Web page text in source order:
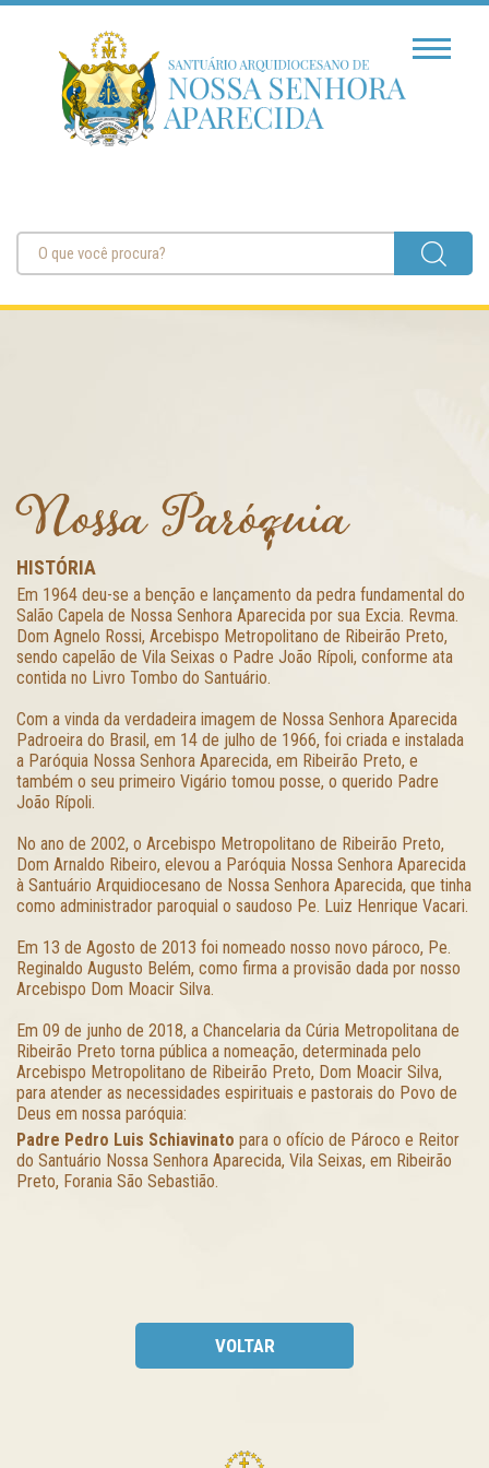
Nossa Paróquia
HISTÓRIA
Em 1964 deu-se a benção e lançamento da pedra fundamental do
Salão Capela de Nossa Senhora Aparecida por sua Excia. Revma.
Dom Agnelo Rossi, Arcebispo Metropolitano de Ribeirão Preto,
sendo capelão de Vila Seixas o Padre João Rípoli, conforme ata
contida no Livro Tombo do Santuário.
Com a vinda da verdadeira imagem de Nossa Senhora Aparecida
Padroeira do Brasil, em 14 de julho de 1966, foi criada e instalada
a Paróquia Nossa Senhora Aparecida, em Ribeirão Preto, e
também o seu primeiro Vigário tomou posse, o querido Padre
João Rípoli.
No ano de 2002, o Arcebispo Metropolitano de Ribeirão Preto,
Dom Arnaldo Ribeiro, elevou a Paróquia Nossa Senhora Aparecida
à Santuário Arquidiocesano de Nossa Senhora Aparecida, que tinha
como administrador paroquial o saudoso Pe. Luiz Henrique Vacari.
Em 13 de Agosto de 2013 foi nomeado nosso novo pároco, Pe.
Reginaldo Augusto Belém, como firma a provisão dada por nosso
Arcebispo Dom Moacir Silva.
Em 09 de junho de 2018, a Chancelaria da Cúria Metropolitana de
Ribeirão Preto torna pública a nomeação, determinada pelo
Arcebispo Metropolitano de Ribeirão Preto, Dom Moacir Silva,
para atender as necessidades espirituais e pastorais do Povo de
Deus em nossa paróquia:
Padre Pedro Luis Schiavinato para o ofício de Pároco e Reitor
do Santuário Nossa Senhora Aparecida, Vila Seixas, em Ribeirão
Preto, Forania São Sebastião.
VOLTAR